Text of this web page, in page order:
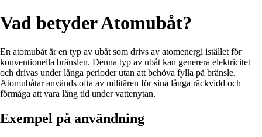
Vad betyder Atomubåt?
En atomubåt är en typ av ubåt som drivs av atomenergi istället för
konventionella bränslen. Denna typ av ubåt kan generera elektricitet
och drivas under långa perioder utan att behöva fylla på bränsle.
Atomubåtar används ofta av militären för sina långa räckvidd och
förmåga att vara lång tid under vattenytan.
Exempel på användning